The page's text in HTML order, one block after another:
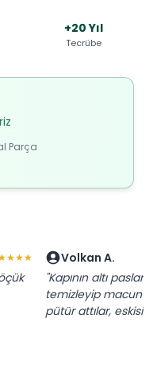
+20 Yıl
Tecrübe
Parça
Volkan A.
"Kapının altı
temizleyip macun
pütür attılar,